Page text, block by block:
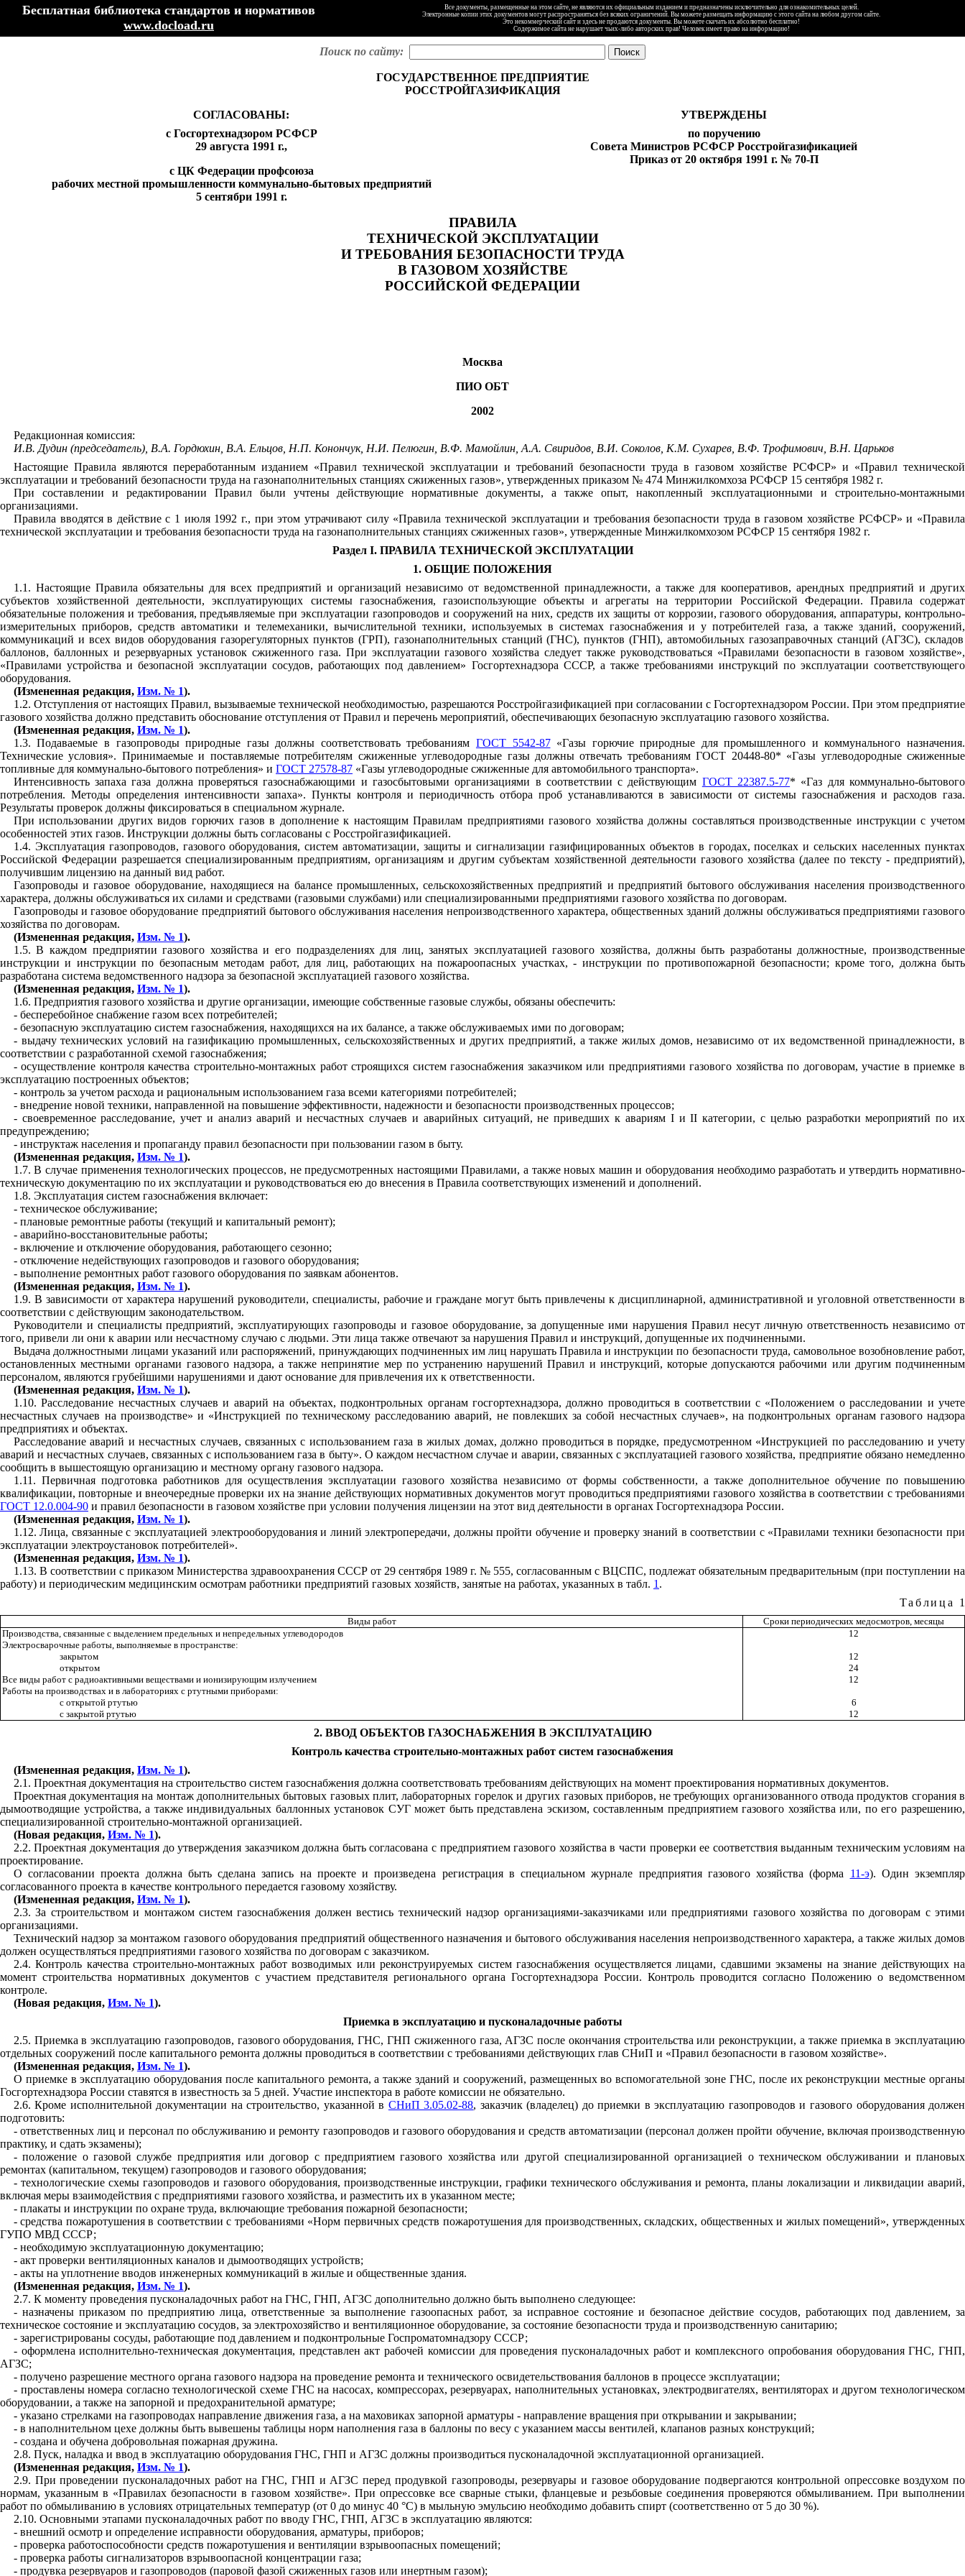
Бесплатная библиотека стандартов и нормативов
www.docload.ru
Все документы, размещенные на этом сайте, не являются их официальным изданием и предназначены исключительно для ознакомительных целей.
Электронные копии этих документов могут распространяться без всяких ограничений. Вы можете размещать информацию с этого сайта на любом другом сайте.
Это некоммерческий сайт и здесь не продаются документы. Вы можете скачать их абсолютно бесплатно!
Содержимое сайта не нарушает чьих-либо авторских прав! Человек имеет право на информацию!
Поиск по сайту:
ГОСУДАРСТВЕННОЕ ПРЕДПРИЯТИЕ
РОССТРОЙГАЗИФИКАЦИЯ
СОГЛАСОВАНЫ:
УТВЕРЖДЕНЫ
с Госгортехнадзором РСФСР
29 августа 1991 г.,
по поручению
Совета Министров РСФСР Росстройгазификацией
Приказ от 20октября 1991 г. № 70-П
с ЦК Федерации профсоюза
рабочих местной промышленности коммунально-бытовых предприятий
5сентябри 1991 г.
ПРАВИЛА
ТЕХНИЧЕСКОЙ ЭКСПЛУАТАЦИИ
И ТРЕБОВАНИЯ БЕЗОПАСНОСТИ ТРУДА
В ГАЗОВОМ ХОЗЯЙСТВЕ
РОССИЙСКОЙ ФЕДЕРАЦИИ
Москва
ПИО ОБТ
2002
Редакционная комиссия:
И.В. Дудин (председатель), В.А. Гордюхин, В.А. Ельцов, Н.П. Конончук, Н.И. Пелюгин, В.Ф. Мамойлин, А.А. Свиридов, В.И. Соколов, К.М. Сухарев, В.Ф. Трофимович, В.Н. Царьков
Настоящие Правила являются переработанным изданием «Правил технической эксплуатации и требований безопасности труда в газовом хозяйстве РСФСР» и «Правил технической
эксплуатации и требований безопасности труда на газонаполнительных станциях сжиженных газов», утвержденных приказом № 474 Минжилкомхоза РСФСР 15 сентября 1982 г.
При составлении и редактировании Правил были учтены действующие нормативные документы, а также опыт, накопленный эксплуатационными и строительно-монтажными
организациями.
Правила вводятся в действие с 1 июля 1992 г., при этом утрачивают силу «Правила технической эксплуатации и требования безопасности труда в газовом хозяйстве РСФСР» и «Правила
технической эксплуатации и требования безопасности труда на газонаполнительных станциях сжиженных газов», утвержденные Минжилкомхозом РСФСР 15 сентября 1982 г.
Раздел I. ПРАВИЛА ТЕХНИЧЕСКОЙ ЭКСПЛУАТАЦИИ
1. ОБЩИЕ ПОЛОЖЕНИЯ
1 .1 . Настоящие Правила обязательны для всех предприятий и организаций независимо от ведомственной принадлежности, а также для кооперативов, арендных предприятий и других
субъектов хозяйственной деятельности, эксплуатирующих системы газоснабжения, газоиспользующие объекты и агрегаты на территории Российской Федерации. Правила содержат
обязательные положения и требования, предъявляемые при эксплуатации газопроводов и сооружений на них, средств их защиты от коррозии, газового оборудования, аппаратуры, контрольно-
измерительных приборов, средств автоматики и телемеханики, вычислительной техники, используемых в системах газоснабжения и у потребителей газа, а также зданий, сооружений,
коммуникаций и всех видов оборудованиягазорегуляторных пунктов (ГРП), газонаполнительных станций (ГНС), пунктов(ГНП), автомобильных газозаправочных станций (АГЗС), складов
баллонов, баллонных и резервуарных установок сжиженного газа. При эксплуатации газового хозяйства следует также руководствоваться «Правилами безопасности в газовом хозяйстве»,
«Правилами устройства и безопасной эксплуатации сосудов, работающих под давлением» Госгортехнадзора СССР, а также требованиями инструкций по эксплуатации соответствующего
оборудования.
(Измененная редакция, Изм. № 1).
1 .2. Отступления от настоящих Правил, вызываемые технической необходимостью, разрешаются Росстройгазификацией при согласовании с Госгортехнадзором России. При этом предприятие
газового хозяйства должно представить обоснование отступления от Правил и перечень мероприятий, обеспечивающих безопасную эксплуатацию газового хозяйства.
(Измененная редакция, Изм. № 1).
1 .3. Подаваемые в газопроводы природные газы должны соответствовать требованиям ГОСТ 5542-87«Газы горючие природные для промышленного и коммунального назначения.
Технические условия». Принимаемые и поставляемые потребителям сжиженные углеводородные газы должны отвечать требованиям ГОСТ 20448-80* «Газы углеводородные сжиженные
топливные для коммунально-бытового потребления» и ГОСТ 27578-87 «Газы углеводородные сжиженные для автомобильного транспорта».
Интенсивность запаха газа должна проверяться газоснабжающими и газосбытовыми организациями в соответствии с действующим ГОСТ 22387.5-77* «Газ для коммунально-бытового
потребления. Методы определения интенсивности запаха». Пункты контроля и периодичность отбора проб устанавливаются в зависимости от системы газоснабжения и расходов газа.
Результаты проверок должны фиксироваться в специальном журнале.
При использовании других видов горючих газов в дополнение к настоящим Правилам предприятиями газового хозяйства должны составляться производственные инструкции с учетом
особенностей этих газов. Инструкции должны быть согласованы с Росстройгазификацией.
1 .4. Эксплуатация газопроводов, газового оборудования, систем автоматизации, защиты и сигнализации газифицированных объектов в городах, поселках и сельских населенных пунктах
Российской Федерации разрешается специализированным предприятиям, организациям и другим субъектам хозяйственной деятельности газового хозяйства (далее по тексту - предприятий),
получившим лицензию на данный вид работ.
Газопроводы и газовое оборудование, находящиеся на балансе промышленных, сельскохозяйственных предприятий и предприятий бытового обслуживания населения производственного
характера, должны обслуживаться их силами и средствами (газовыми службами) или специализированными предприятиями газового хозяйства по договорам.
Газопроводы и газовое оборудование предприятий бытового обслуживания населения непроизводственного характера, общественных зданий должны обслуживаться предприятиями газового
хозяйства по договорам.
(Измененная редакция, Изм. № 1).
1 .5. В каждом предприятии газового хозяйства и его подразделениях для лиц, занятых эксплуатацией газового хозяйства, должны быть разработаны должностные, производственные
инструкции и инструкции по безопасным методам работ, для лиц, работающих на пожароопасных участках, - инструкции по противопожарной безопасности; кроме того, должна быть
разработана система ведомственного надзора за безопасной эксплуатацией газового хозяйства.
(Измененная редакция, Изм. № 1).
1.6. Предприятия газового хозяйства и другие организации, имеющие собственные газовые службы, обязаны обеспечить:
- бесперебойное снабжение газом всех потребителей;
- безопасную эксплуатацию систем газоснабжения, находящихся на их балансе, а также обслуживаемых ими по договорам;
- выдачу технических условий на газификацию промышленных, сельскохозяйственных и других предприятий, а также жилых домов, независимо от их ведомственной принадлежности, в
соответствии с разработанной схемой газоснабжения;
- осуществление контроля качества строительно-монтажных работ строящихся систем газоснабжения заказчиком или предприятиями газового хозяйства по договорам, участие в приемке в
эксплуатацию построенных объектов;
- контроль за учетом расхода и рациональным использованием газа всеми категориями потребителей;
- внедрение новой техники, направленной на повышение эффективности, надежности и безопасности производственных процессов;
- своевременное расследование, учет и анализ аварий и несчастных случаев и аварийных ситуаций, не приведших к авариям IиII категории, с целью разработки мероприятий по их
предупреждению;
- инструктаж населения и пропаганду правил безопасности при пользовании газом в быту.
(Измененная редакция, Изм. № 1).
1 .7. В случае применения технологических процессов, не предусмотренных настоящими Правилами, а также новых машин и оборудования необходимо разработать и утвердить нормативно-
техническую документацию по их эксплуатации и руководствоваться ею до внесения в Правила соответствующих изменений и дополнений.
1 .8. Эксплуатация систем газоснабжения включает:
- техническое обслуживание;
- плановые ремонтные работы (текущий и капитальный ремонт);
- аварийно-восстановительные работы;
- включение и отключение оборудования, работающего сезонно;
- отключение недействующих газопроводов и газового оборудования;
- выполнение ремонтных работ газового оборудования по заявкам абонентов.
(Измененная редакция, Изм. № 1).
1 .9. В зависимости от характера нарушений руководители, специалисты, рабочие и граждане могут быть привлечены к дисциплинарной, административной и уголовной ответственности в
соответствии с действующим законодательством.
Руководители и специалисты предприятий, эксплуатирующих газопроводы и газовое оборудование, за допущенные ими нарушения Правил несут личную ответственность независимо от
того, привели ли они к аварии или несчастному случаю с людьми. Эти лица также отвечают за нарушения Правил и инструкций, допущенные их подчиненными.
Выдача должностными лицами указаний или распоряжений, принуждающих подчиненных им лиц нарушать Правила и инструкции по безопасности труда, самовольное возобновление работ,
остановленных местными органами газового надзора, а также непринятие мер по устранению нарушений Правил и инструкций, которые допускаются рабочими или другим подчиненным
персоналом, являются грубейшими нарушениями и дают основание для привлечения их к ответственности.
(Измененная редакция, Изм. № 1).
1 .10. Расследование несчастных случаев и аварий на объектах, подконтрольных органам госгортехнадзора, должно проводиться в соответствии с «Положением о расследовании и учете
несчастных случаев на производстве» и «Инструкцией по техническому расследованию аварий, не повлекших за собой несчастных случаев», на подконтрольных органам газового надзора
предприятиях и объектах.
Расследование аварий и несчастных случаев, связанных с использованием газа в жилых домах, должно проводиться в порядке, предусмотренном «Инструкцией по расследованию и учету
аварий и несчастных случаев, связанных с использованием газа в быту». О каждом несчастном случае и аварии, связанных с эксплуатацией газового хозяйства, предприятие обязано немедленно
сообщить в вышестоящую организацию и местному органу газового надзора.
1 .11. Первичная подготовка работников для осуществления эксплуатации газового хозяйства независимо от формы собственности, а также дополнительное обучение по повышению
квалификации, повторные и внеочередные проверки их на знание действующих нормативных документов могут проводиться предприятиями газового хозяйства в соответствии с требованиями
ГОСТ 12.0.004-90 и правил безопасности в газовом хозяйстве при условии получения лицензии на этот вид деятельности в органах Госгортехнадзора России.
(Измененная редакция, Изм. № 1).
1 .12. Лица, связанные с эксплуатацией электрооборудования и линий электропередачи, должны пройти обучение и проверку знаний в соответствии с «Правилами техники безопасности при
эксплуатации электроустановок потребителей».
(Измененная редакция, Изм. № 1).
1.13. В соответствии с приказом Министерства здравоохранения СССР от 29сентября 1989г. № 555, согласованным с ВЦСПС, подлежат обязательным предварительным (при поступлении на
работу) и периодическим медицинским осмотрам работники предприятий газовых хозяйств, занятые на работах, указанных в табл. 1 .
Таблица 1
Виды работ
Сроки периодических медосмотров, месяцы
Производства, связанные с выделением предельных и непредельных углеводородов
12
Электросварочные работы, выполняемые в пространстве:
закрытом
12
открытом
24
Все виды работ с радиоактивными веществами и ионизирующим излучением
12
Работы на производствах и в лабораториях с ртутными приборами:
с открытой ртутью
6
с закрытой ртутью
12
2. ВВОД ОБЪЕКТОВ ГАЗОСНАБЖЕНИЯ В ЭКСПЛУАТАЦИЮ
Контроль качества строительно-монтажных работ систем газоснабжения
(Измененная редакция, Изм. № 1).
2.1 . Проектная документация на строительство систем газоснабжения должна соответствовать требованиям действующих на момент проектирования нормативных документов.
Проектная документация на монтаж дополнительных бытовых газовых плит, лабораторных горелок и других газовых приборов, не требующих организованного отвода продуктов сгорания в
дымоотводящие устройства, а также индивидуальных баллонных установок СУГ может быть представлена эскизом, составленным предприятием газового хозяйства или, по его разрешению,
специализированной строительно-монтажной организацией.
(Новая редакция, Изм. № 1).
2.2. Проектная документация до утверждения заказчиком должна быть согласована с предприятием газового хозяйства в части проверки ее соответствия выданным техническим условиям на
проектирование.
О согласовании проекта должна быть сделана запись на проекте и произведена регистрация в специальном журнале предприятия газового хозяйства (форма 11-э). Один экземпляр
согласованного проекта в качестве контрольного передается газовому хозяйству.
(Измененная редакция, Изм. № 1).
2.3. За строительством и монтажом систем газоснабжения должен вестись технический надзор организациями-заказчиками или предприятиями газового хозяйства по договорам с этими
организациями.
Технический надзор за монтажом газового оборудования предприятий общественного назначения и бытового обслуживания населения непроизводственного характера, а также жилых домов
должен осуществляться предприятиями газового хозяйства по договорам с заказчиком.
2.4.Контроль качества строительно-монтажных работ возводимых или реконструируемых систем газоснабжения осуществляется лицами, сдавшими экзамены на знание действующих на
момент строительства нормативных документов с участием представителя регионального органа Госгортехнадзора России. Контроль проводится согласно Положению о ведомственном
контроле.
(Новая редакция, Изм. № 1).
Приемка в эксплуатацию и пусконаладочные работы
2.5. Приемка в эксплуатацию газопроводов, газового оборудования, ГНС,ГНП сжиженного газа, АГЗС после окончания строительства или реконструкции, а также приемка в эксплуатацию
отдельных сооружений после капитального ремонта должны проводиться в соответствии с требованиями действующих глав СНиП и «Правил безопасности в газовом хозяйстве».
(Измененная редакция, Изм. № 1).
О приемке в эксплуатацию оборудования после капитальногоремонта, а также зданий и сооружений, размещенных во вспомогательной зоне ГНС, после их реконструкции местные органы
Госгортехнадзора России ставятся в известность за 5 дней. Участие инспектора в работе комиссии не обязательно.
2.6. Кроме исполнительной документации на строительство, указанной в СНиП 3.05.02-88, заказчик (владелец) до приемки в эксплуатацию газопроводов и газового оборудования должен
подготовить:
- ответственных лиц и персонал по обслуживанию и ремонту газопроводов и газового оборудования и средств автоматизации (персонал должен пройти обучение, включая производственную
практику, и сдать экзамены);
- положение о газовой службе предприятия или договор с предприятием газового хозяйства или другой специализированной организацией о техническом обслуживании и плановых
ремонтах (капитальном, текущем) газопроводов и газового оборудования;
- технологические схемы газопроводов и газового оборудования, производственные инструкции, графики технического обслуживания и ремонта, планы локализации и ликвидации аварий,
включая меры взаимодействия с предприятиями газового хозяйства, и разместить их в указанном месте;
- плакаты и инструкции по охране труда, включающие требования пожарной безопасности;
- средства пожаротушения в соответствии с требованиями «Норм первичных средств пожаротушения для производственных, складских, общественных и жилых помещений», утвержденных
ГУПО МВД СССР;
- необходимую эксплуатационную документацию;
- акт проверки вентиляционных каналов и дымоотводящих устройств;
- акты на уплотнение вводов инженерных коммуникаций в жилые и общественные здания.
(Измененная редакция, Изм. № 1).
2.7. К моменту проведения пусконаладочных работ на ГНС, ГНП, АГЗС дополнительно должно быть выполнено следующее:
- назначены приказом по предприятию лица, ответственные за выполнение газоопасных работ, за исправное состояние и безопасное действие сосудов, работающих под давлением, за
техническое состояние и эксплуатацию сосудов, за электрохозяйство и вентиляционное оборудование, за состояние безопасности труда и производственную санитарию;
- зарегистрированы сосуды, работающие под давлением и подконтрольные Госпроматомнадзору СССР;
- оформлена исполнительно-техническая документация, представлен акт рабочей комиссии для проведенияпусконаладочных работ и комплексного опробования оборудования ГНС, ГНП,
АГЗС;
- получено разрешение местного органа газового надзора на проведение ремонта и технического освидетельствования баллонов в процессе эксплуатации;
- проставлены номера согласно технологической схеме ГНС на насосах, компрессорах, резервуарах, наполнительных установках, электродвигателях, вентиляторах и другом технологическом
оборудовании, а также на запорной и предохранительной арматуре;
- указано стрелками на газопроводах направление движения газа, а на маховиках запорной арматуры - направление вращения при открывании и закрывании;
- в наполнительном цехе должны быть вывешены таблицы норм наполнения газа в баллоны по весу с указанием массы вентилей, клапанов разных конструкций;
- создана и обучена добровольная пожарная дружина.
2.8. Пуск, наладка и ввод в эксплуатацию оборудования ГНС, ГНП и АГЗС должны производиться пусконаладочной эксплуатационной организацией.
(Измененная редакция, Изм. № 1).
2.9. При проведениипусконаладочных работ на ГНС, ГНП и АГЗС перед продувкой газопроводы, резервуары и газовое оборудование подвергаются контрольной опрессовке воздухом по
нормам, указанным в «Правилах безопасности в газовом хозяйстве». При опрессовке все сварные стыки, фланцевые и резьбовые соединения проверяются обмыливанием. При выполнении
работ по обмыливанию в условиях отрицательных температур (от 0 до минус 40 °С) в мыльную эмульсию необходимо добавить спирт (соответственно от 5 до 30 %).
2.10. Основными этапами пусконаладочных работ по вводу ГНС, ГНП, АГЗС в эксплуатацию являются:
- внешний осмотр и определение исправности оборудования, арматуры, приборов;
- проверка работоспособности средств пожаротушения и вентиляции взрывоопасных помещений;
- проверка работы сигнализаторов взрывоопасной концентрации газа;
- продувка резервуаров и газопроводов (паровой фазой сжиженных газов или инертным газом);